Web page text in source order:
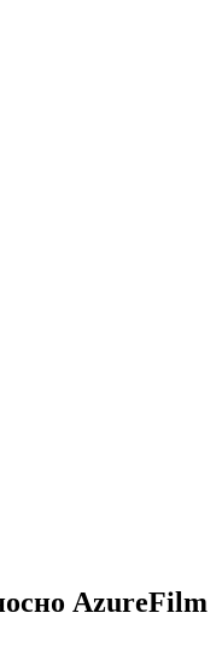
AzureFilm